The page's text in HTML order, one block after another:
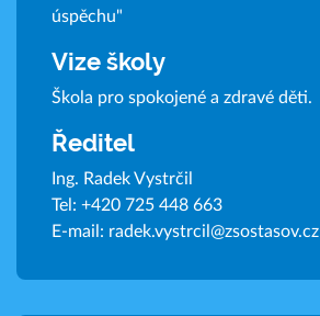
úspěchu"
Vize školy
Škola pro spokojené a zdravé děti.
Ředitel
Ing. Radek Vystrčil
Tel: +420 725 448 663
E-mail: radek.vystrcil@zsostasov.cz